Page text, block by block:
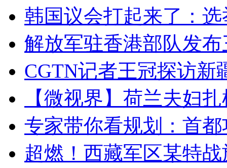
韩国议会打起来了：
解放军驻香港部队发
CGTN记者王冠探访新
【微视界】荷兰夫妇
专家带你看规划：首
超燃！西藏军区某特